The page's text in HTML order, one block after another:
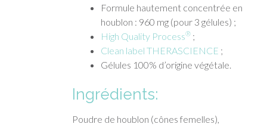
Formule hautement concentrée en
houblon : 960 mg (pour 3 gélules) ;
High Quality Process®;
Clean label THERASCIENCE ;
Gélules 100% d’origine végétale.
Ingrédients:
Poudre de houblon (cônes femelles),